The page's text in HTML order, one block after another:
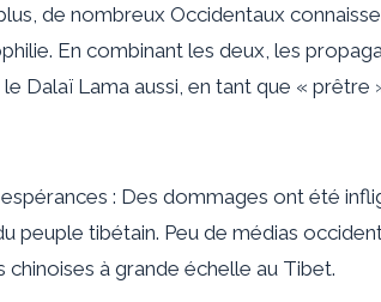
de nombreux Occidentaux
En combinant les deux, les
Dalaï Lama aussi, en tant que « prêtre
espérances : Des dommages ont été
peuple tibétain. Peu de médias
à grande échelle au Tibet.